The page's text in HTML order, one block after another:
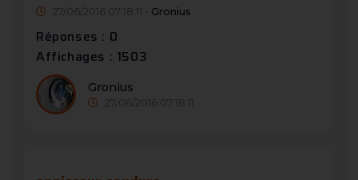
27/06/2016 07:18:11 - Gronius
Réponses : 0
Affichages : 1503
Gronius
27/06/2016 07:18:11